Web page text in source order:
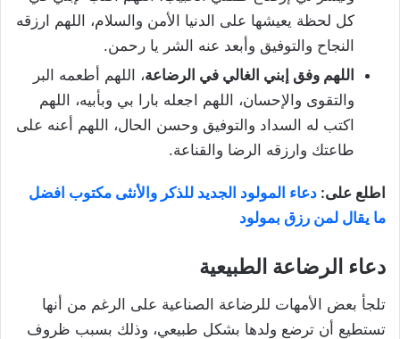
كل لحظة يعيشها على الدنيا الأمن والسلام، اللهم ارزقه
النجاح والتوفيق وأبعد عنه الشر يا رحمن.
اللهم وفق إبني الغالي في الرضاعة، اللهم أطعمه البر
والتقوى والإحسان، اللهم اجعله بارا بي وبأبيه، اللهم
اكتب له السداد والتوفيق وحسن الحال، اللهم أعنه على
طاعتك وارزقه الرضا والقناعة.
اطلع على: دعاء المولود الجديد للذكر والأنثى مكتوب افضل
ما يقال لمن رزق بمولود
دعاء الرضاعة الطبيعية
تلجأ بعض الأمهات للرضاعة الصناعية على الرغم من أنها
تستطيع أن ترضع ولدها بشكل طبيعي، وذلك بسبب ظروف